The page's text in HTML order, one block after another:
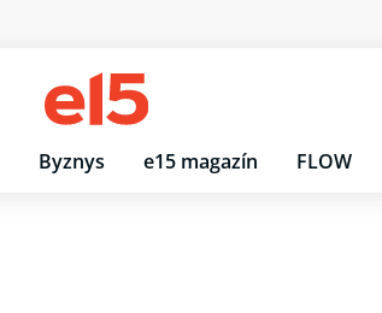
Byznys e15 magazín FLOW